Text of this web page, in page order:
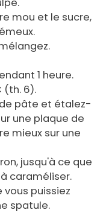
mou et le sucre,
1 heure.
(th. 6).
pâte et étalez-
une plaque de
mieux sur une
jusqu'à ce que
caraméliser.
vous puissiez
spatule.